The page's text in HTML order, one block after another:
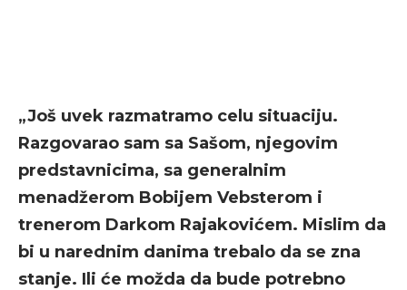
„Još uvek razmatramo celu situaciju.
Razgovarao sam sa Sašom, njegovim
predstavnicima, sa generalnim
menadžerom Bobijem Vebsterom i
trenerom Darkom Rajakovićem. Mislim da
bi u narednim danima trebalo da se zna
stanje. Ili će možda da bude potrebno